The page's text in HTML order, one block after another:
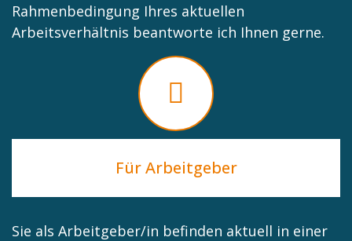
Rahmenbedingung Ihres aktuellen
Arbeitsverhältnis beantworte ich Ihnen gerne.
Für Arbeitgeber
Sie als Arbeitgeber/in befinden aktuell in einer